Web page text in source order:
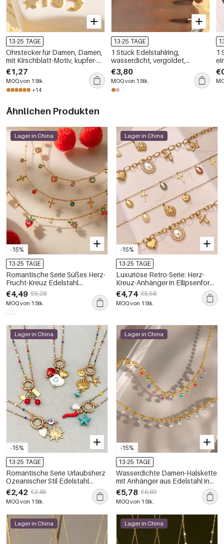
13-25 TAGE
Ohrstecker für Damen, Damen,
mit Kirschblatt-Motiv, kupfer-
goldfarbenem Zirkonia-
Anhänger
€1,27
MOQ von 1 Stk.
+14
13-25 TAGE
1 Stück Edelstahlring,
wasserdicht, vergoldet,
schlichtes geometrisches
Design, verstellbar, für Damen
€3,80
MOQ von 1 Stk.
1
Ähnlichen Produkten
-15%
Lager in China
13-25 TAGE
Romantische Serie Süßes Herz-
Frucht-Kreuz Edelstahl
Wasserdicht Goldfarben Zirkon
Damen Anhänger Halsketten
€4,49 €5,28
MOQ von 1 Stk.
-15%
Lager in China
13-25 TAGE
Luxuriöse Retro-Serie: Herz-
Kreuz-Anhänger in Ellipsenform,
Edelstahl, wasserdicht,
goldfarben, für Damen
€4,74 €5,58
MOQ von 1 Stk.
-15%
Lager in China
13-25 TAGE
Romantische Serie Urlaubsherz
Ozeanischer Stil Edelstahl
Wasserdicht Goldfarbene
Damenanhänger-Halskette
€2,42 €2,85
MOQ von 1 Stk.
-15%
Lager in China
13-25 TAGE
Wasserdichte Damen-Halskette
mit Anhänger aus Edelstahl in
Goldfarbe und Zirkonia
€5,78 €6,80
MOQ von 1 Stk.
Lager in China Lager in China